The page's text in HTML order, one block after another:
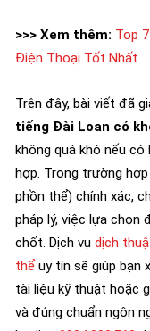
>>> Xem thêm: Top
Điện Thoại Tốt Nhất
Trên đây, bài viết đã
tiếng Đài Loan có
không quá khó nếu
hợp. Trong trường
phồn thể) chính xác,
pháp lý, việc lựa chọn
chốt. Dịch vụ dịch
thểuy tín sẽ giúp bạn
tài liệu kỹ thuật hoặc
và đúng chuẩn ngôn